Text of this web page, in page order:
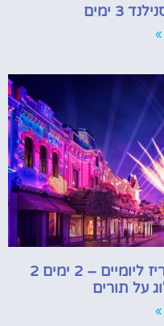
3 ימים
כרטיס פרמייר לדיסנילנד פריז ליומיים – 2 ימים 2
על תורים